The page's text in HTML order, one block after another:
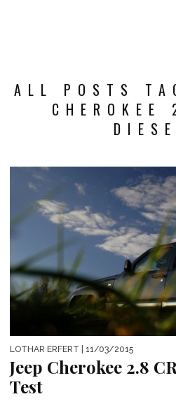
ALL POSTS
CHEROKEE
LOTHAR ERFERT | 11/03/2015
Jeep Cherokee 2.8
Test